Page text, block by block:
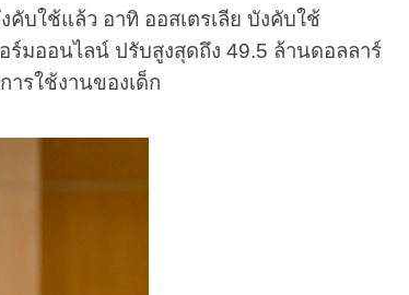
บใช้แล้ว อาทิ ออสเตรเลีย บังคับใช้
มออนไลน์ ปรับสูงสุดถึง 49.5 ล้านดอลลาร์
ารใช้งานของเด็ก